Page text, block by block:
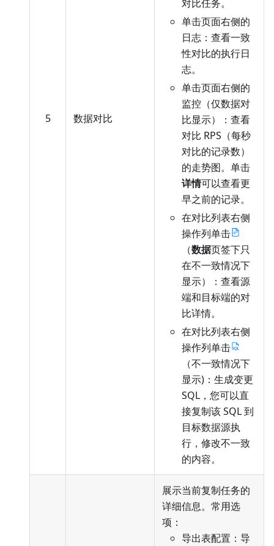
5 数据对比
对比任务。
单击页面右侧的
日志：查看一致
性对比的执行日
志。
单击页面右侧的
监控（仅数据对
比显示）：查看
对比 RPS（每秒
对比的记录数）
的走势图。单击
详情可以查看更
早之前的记录。
在对比列表右侧
操作列单击
（数据页签下只
在不一致情况下
显示）：查看源
端和目标端的对
比详情。
在对比列表右侧
操作列单击
（不一致情况下
显示)：生成变更
SQL，您可以直
接复制该 SQL 到
目标数据源执
行，修改不一致
的内容。
展示当前复制任务的
详细信息。常用选
项：
导出表配置：导